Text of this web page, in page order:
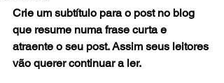
Crie um subtítulo para o post no blog
que resume numa frase curta e
atraente o seu post. Assim seus leitores
vão querer continuar a ler.